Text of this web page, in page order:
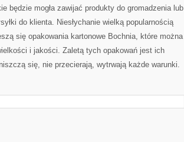
będzie mogła zawijać produkty do gromadzenia lub
do klienta. Niesłychanie wielką popularnością
się opakowania kartonowe Bochnia, które można
i jakości. Zaletą tych opakowań jest ich
się, nie przecierają, wytrwają każde warunki.